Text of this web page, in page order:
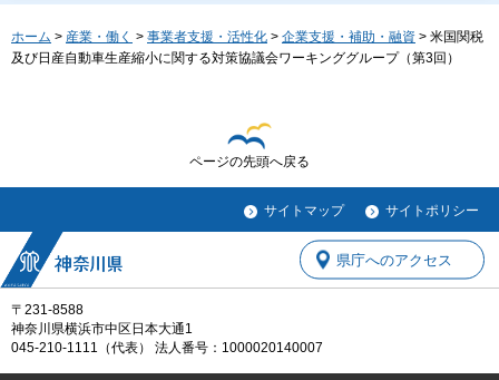
ホーム > 産業・働く > 事業者支援・活性化 > 企業支援・補助・融資 > 米国関税
及び日産自動車生産縮小に関する対策協議会ワーキンググループ（第3回）
ページの先頭へ戻る
サイトマップ サイトポリシー
〒231-8588
神奈川県横浜市中区日本大通1
045-210-1111（代表） 法人番号：1000020140007
県庁へのアクセス